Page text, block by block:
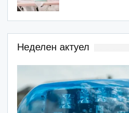
Неделен актуел